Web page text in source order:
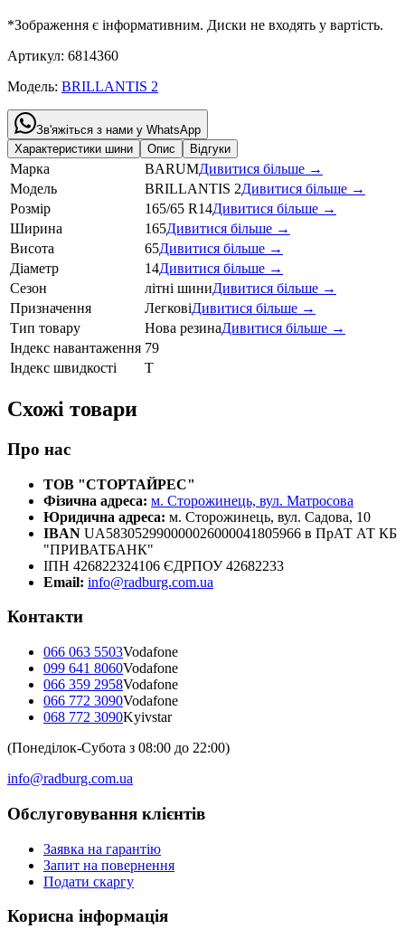
*Зображення є інформативним. Диски не входять у вартість.
Артикул: 6814360
Модель: BRILLANTIS 2
Зв'яжіться з нами у WhatsApp
Характеристики шини
Опис Відгуки
Марка BARUMДивитися більше →
Модель
BRILLANTIS 2Дивитися більше →
Розмір
165/65 R14Дивитися більше →
Ширина
165Дивитися більше →
Висота
65Дивитися більше →
Діаметр
14Дивитися більше →
Сезон
літні шиниДивитися більше →
Призначення
ЛегковіДивитися більше →
Тип товару
Нова резинаДивитися більше →
Індекс навантаження 79
Індекс швидкості
T
Схожі товари
Про нас
ТОВ "СТОРТАЙРЕС"
Фізична адреса: м. Сторожинець, вул. Матросова
Юридична адреса: м. Сторожинець, вул. Садова, 10
IBAN UA583052990000026000041805966 в ПрАТ АТ КБ
"ПРИВАТБАНК"
ІПН 426822324106 ЄДРПОУ 42682233
Email: info@radburg.com.ua
Контакти
066 063 5503Vodafone
099 641 8060Vodafone
066 359 2958Vodafone
066 772 3090Vodafone
068 772 3090Kyivstar
(Понеділок-Субота з 08:00 до 22:00)
info@radburg.com.ua
Обслуговування клієнтів
Заявка на гарантію
Запит на повернення
Подати скаргу
Корисна інформація